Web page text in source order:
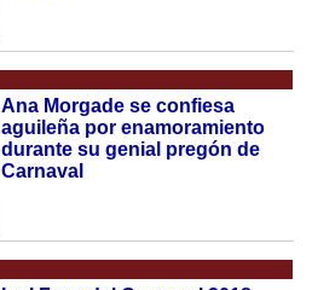
Ana Morgade se confiesa
aguileña por enamoramiento
durante su genial pregón de
Carnaval